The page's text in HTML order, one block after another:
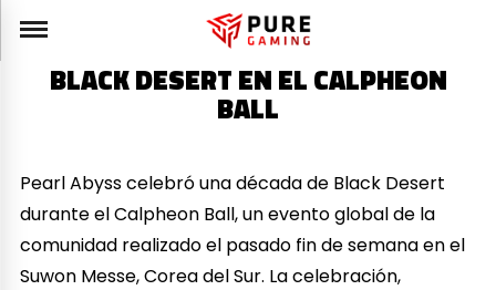
BLACK DESERT EN EL CALPHEON
BALL
Pearl Abyss celebró una década de Black Desert
durante el Calpheon Ball, un evento global de la
comunidad realizado el pasado fin de semana en el
Suwon Messe, Corea del Sur. La celebración,